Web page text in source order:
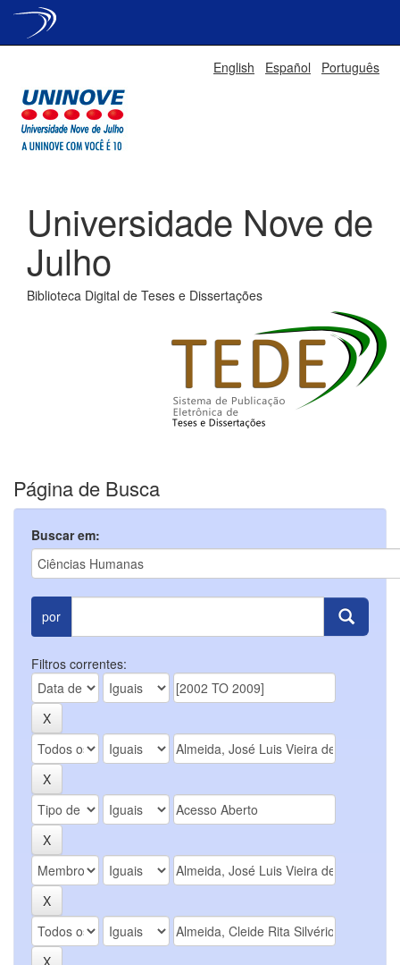
English Español Português
Universidade Nove de
Julho
Biblioteca Digital de Teses e Dissertações
Página de Busca
Buscar em:
por
Filtros correntes: